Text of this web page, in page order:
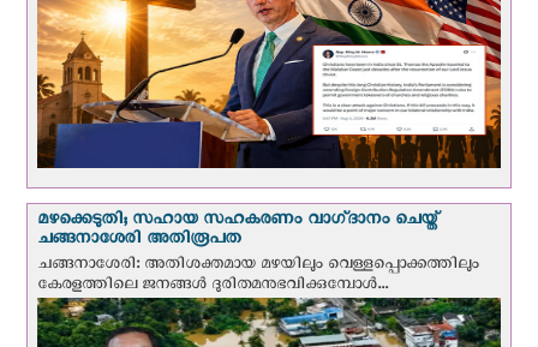
മഴക്കെടുതി; സഹായ സഹകരണം വാഗ്‌ദാനം ചെയ്ത്
ചങ്ങനാശേരി അതിരൂപത
ചങ്ങനാശേരി: അതിശക്തമായ മഴയിലും വെള്ളപ്പൊക്കത്തിലും
കേരളത്തിലെ ജനങ്ങൾ ദുരിതമനുഭവിക്കുമ്പോൾ...